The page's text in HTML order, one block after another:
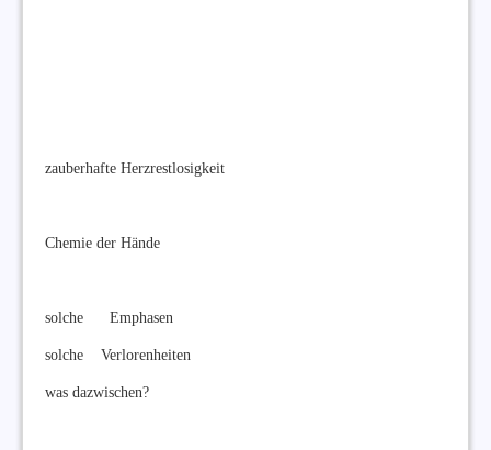
zauberhafte Herzrestlosigkeit
Chemie der Hände
solche Emphasen
solche Verlorenheiten
was dazwischen?